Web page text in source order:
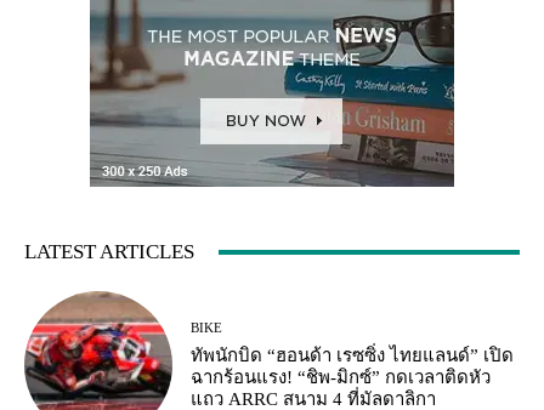
LATEST ARTICLES
BIKE
ทัพนักบิด “ฮอนด้า เรซซิ่ง ไทยแลนด์” เปิด
ฉากร้อนแรง! “ชิพ-มิกซ์” กดเวลาติดหัว
แถว ARRC สนาม 4 ที่มัลดาลิกา